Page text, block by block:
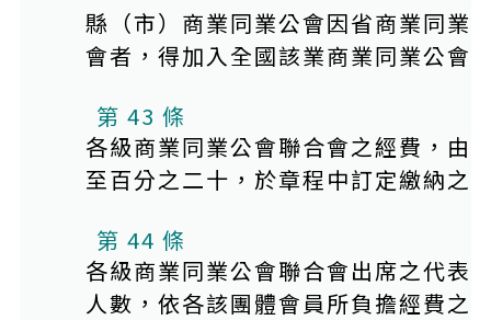
縣（市）商業同業公會因省商業同業
會者，得加入全國該業商業同業公會
第 43 條
各級商業同業公會聯合會之經費，由
至百分之二十，於章程中訂定繳納之
第 44 條
各級商業同業公會聯合會出席之代表
人數，依各該團體會員所負擔經費之